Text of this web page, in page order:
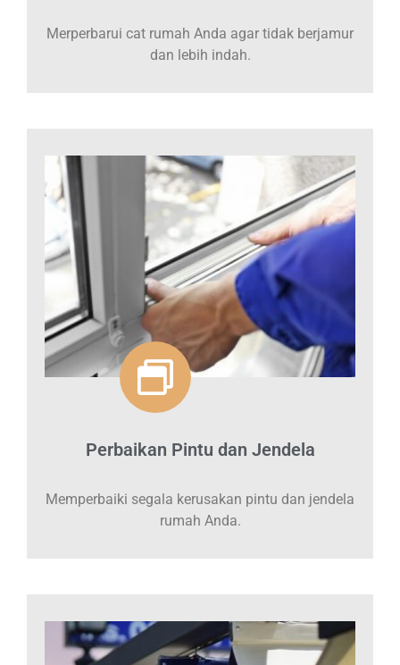
Merperbarui cat rumah Anda agar tidak berjamur
dan lebih indah.
Perbaikan Pintu dan Jendela
Memperbaiki segala kerusakan pintu dan jendela
rumah Anda.